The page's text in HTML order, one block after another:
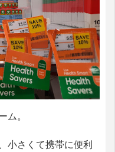
ム。
小さくて携帯に便利